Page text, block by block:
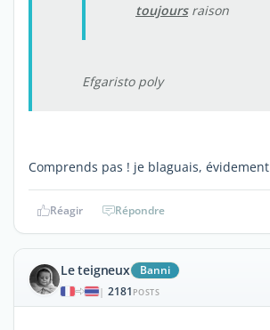
toujoursraison
Efgaristo poly
Comprends pas ! je blaguais, évidement
Réagir Répondre
Le teigneux Banni
| 2181 POSTS